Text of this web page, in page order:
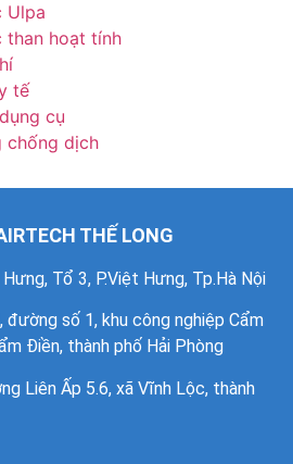
Ulpa
than hoạt tính
tế
cụ
chống dịch
THẾ LONG
Tổ 3, P.Việt Hưng, Tp.Hà Nội
đường số 1, khu công nghiệp Cẩm
Điền, thành phố Hải Phòng
Liên Ấp 5.6, xã Vĩnh Lộc, thành